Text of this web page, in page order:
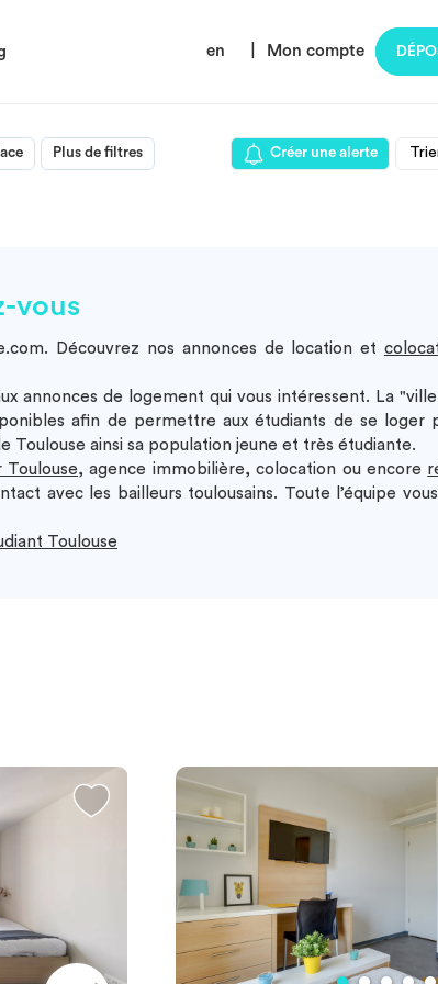
en Mon compte
Plus de filtres Créer une alerte
vous
Découvrez nos annonces de location et
annonces de logement qui vous intéressent. La
afin de permettre aux étudiants de se loger
ainsi sa population jeune et très étudiante.
Toulouse, agence immobilière, colocation ou encore
avec les bailleurs toulousains. Toute l’équipe
Toulouse